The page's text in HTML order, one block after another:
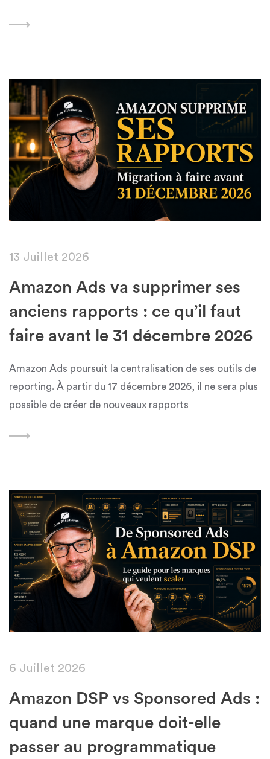
Featured
13 Juillet 2026
Amazon Ads va supprimer ses
anciens rapports : ce qu’il faut
faire avant le 31 décembre 2026
Amazon Ads poursuit la centralisation de ses outils de
reporting. À partir du 17 décembre 2026, il ne sera plus
possible de créer de nouveaux rapports
Featured
6 Juillet 2026
Amazon DSP vs Sponsored Ads :
quand une marque doit-elle
passer au programmatique